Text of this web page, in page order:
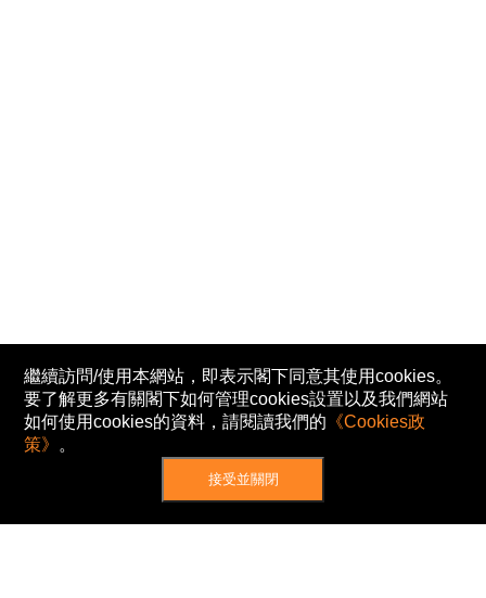
繼續訪問/使用本網站，即表示閣下同意其使用cookies。
要了解更多有關閣下如何管理cookies設置以及我們網站
如何使用cookies的資料，請閱讀我們的 《Cookies政
策》 。
接受並關閉